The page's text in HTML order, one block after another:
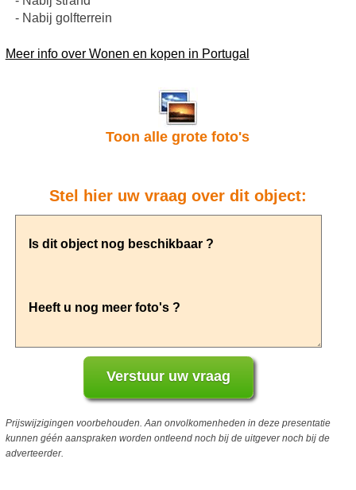
- Nabij golfterrein
Meer info over Wonen en kopen in Portugal
Toon alle grote foto's
Stel hier uw vraag over dit object:
Prijswijzigingen voorbehouden. Aan onvolkomenheden in deze presentatie
kunnen géén aanspraken worden ontleend noch bij de uitgever noch bij de
adverteerder.